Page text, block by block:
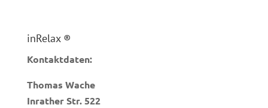
inRelax ®
Kontaktdaten:
Thomas Wache
Inrather Str. 522